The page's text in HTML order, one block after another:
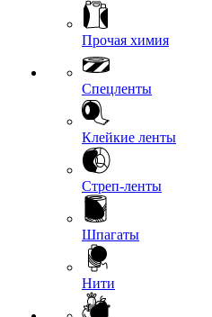
Прочая химия
Спецленты
Клейкие ленты
Стреп-ленты
Шпагаты
Нити